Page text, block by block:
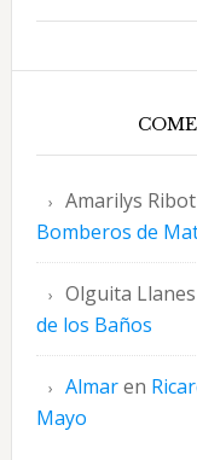
Amarilys Ribot
Bomberos de
Olguita Llanes
de los Baños
Almaren
Mayo